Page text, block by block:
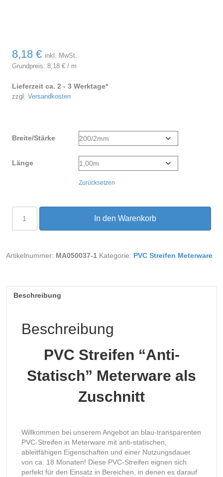
8,18 € inkl. MwSt.
Grundpreis: 8,18 € / m
Lieferzeit ca. 2 - 3 Werktage*
zzgl. Versandkosten
Breite/Stärke
Länge
Zurücksetzen
PVC
Streifen
Meterware
Menge
In den Warenkorb
Artikelnummer: MA050037-1 Kategorie: PVC Streifen Meterware
Beschreibung
Beschreibung
PVC Streifen “Anti-
Statisch” Meterware als
Zuschnitt
Willkommen bei unserem Angebot an blau-transparenten
PVC-Streifen in Meterware mit anti-statischen,
ableitfähigen Eigenschaften und einer Nutzungsdauer
von ca. 18 Monaten! Diese PVC-Streifen eignen sich
perfekt für den Einsatz in Bereichen, in denen es darauf